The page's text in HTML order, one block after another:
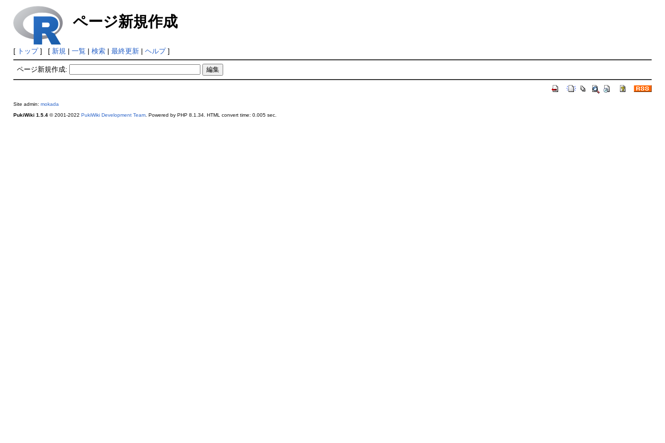
ページ新規作成
[ トップ] [ 新規 | 一覧| 検索| 最終更新| ヘルプ]
ページ新規作成:
Site admin: mokada
PukiWiki 1.5.4© 2001-2022 PukiWiki Development Team. Powered by PHP 8.1.34. HTML convert time: 0.005 sec.